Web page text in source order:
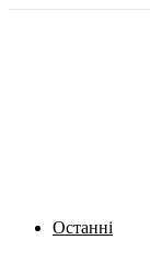
Останні